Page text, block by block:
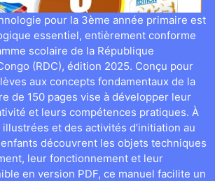
pour la 3ème année primaire est
essentiel, entièrement conforme
scolaire de la République
(RDC), édition 2025. Conçu pour
aux concepts fondamentaux de la
de 150 pages vise à développer leur
et leurs compétences pratiques. À
et des activités d’initiation au
découvrent les objets techniques
leur fonctionnement et leur
en version PDF, ce manuel facilite un